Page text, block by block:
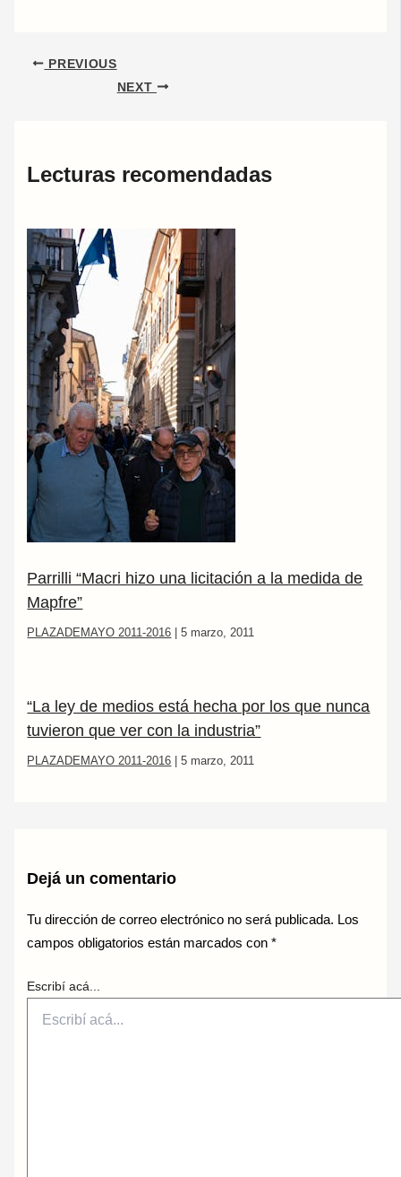
PREVIOUS
NEXT
Lecturas recomendadas
Parrilli “Macri hizo una licitación a la medida de
Mapfre”
PLAZADEMAYO 2011-2016 |5 marzo, 2011
“La ley de medios está hecha por los que nunca
tuvieron que ver con la industria”
PLAZADEMAYO 2011-2016 |5 marzo, 2011
Dejá un comentario
Tu dirección de correo electrónico no será publicada. Los
campos obligatorios están marcados con*
Escribí acá...